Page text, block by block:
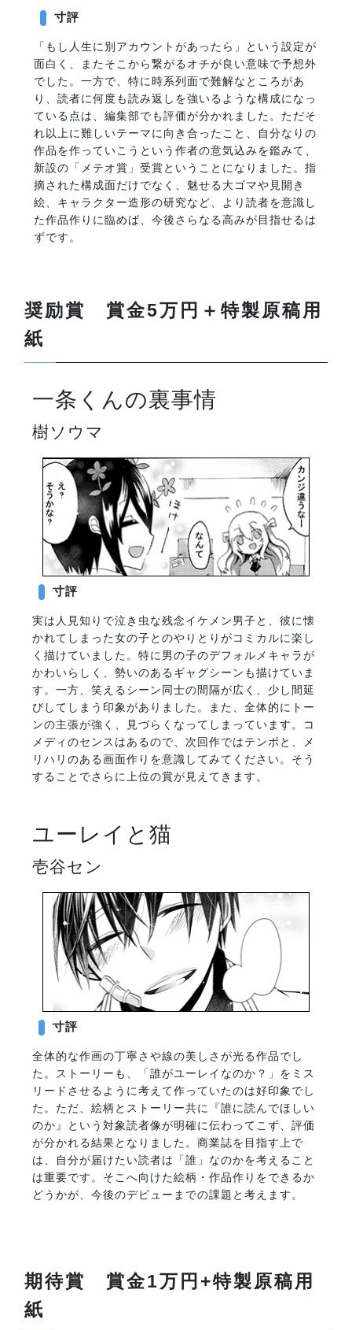
寸評
「もし人生に別アカウントがあったら」という設定が
面白く、またそこから繋がるオチが良い意味で予想外
でした。一方で、特に時系列面で難解なところがあ
り、読者に何度も読み返しを強いるような構成になっ
ている点は、編集部でも評価が分かれました。ただそ
れ以上に難しいテーマに向き合ったこと、自分なりの
作品を作っていこうという作者の意気込みを鑑みて、
新設の「メテオ賞」受賞ということになりました。指
摘された構成面だけでなく、魅せる大ゴマや見開き
絵、キャラクター造形の研究など、より読者を意識し
た作品作りに臨めば、今後さらなる高みが目指せるは
ずです。
奨励賞 賞金5万円＋特製原稿用
紙
一条くんの裏事情
樹ソウマ
寸評
実は人見知りで泣き虫な残念イケメン男子と、彼に懐
かれてしまった女の子とのやりとりがコミカルに楽し
く描けていました。特に男の子のデフォルメキャラが
かわいらしく、勢いのあるギャグシーンも描けていま
す。一方、笑えるシーン同士の間隔が広く、少し間延
びしてしまう印象がありました。また、全体的にトー
ンの主張が強く、見づらくなってしまっています。コ
メディのセンスはあるので、次回作ではテンポと、メ
リハリのある画面作りを意識してみてください。そう
することでさらに上位の賞が見えてきます。
ユーレイと猫
壱谷セン
寸評
全体的な作画の丁寧さや線の美しさが光る作品でし
た。ストーリーも、「誰がユーレイなのか？」をミス
リードさせるように考えて作っていたのは好印象でし
た。ただ、絵柄とストーリー共に『誰に読んでほしい
のか』という対象読者像が明確に伝わってこず、評価
が分かれる結果となりました。商業誌を目指す上で
は、自分が届けたい読者は「誰」なのかを考えること
は重要です。そこへ向けた絵柄・作品作りをできるか
どうかが、今後のデビューまでの課題と考えます。
期待賞 賞金1万円+特製原稿用
紙